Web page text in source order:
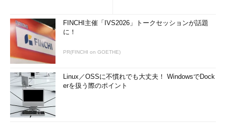
FINCHI主催「IVS2026」トークセッションが話題
に！
PR(FINCHI on GOETHE)
Linux／OSSに不慣れでも大丈夫！ WindowsでDock
erを扱う際のポイント